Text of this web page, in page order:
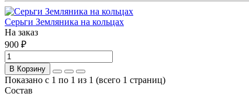
Серьги Земляника на кольцах
На заказ
900 ₽
В Корзину
Показано с 1 по 1 из 1 (всего 1 страниц)
Состав